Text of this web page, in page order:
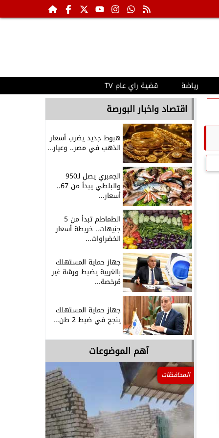
رياضة قضية راي عام TV
اقتصاد واخبار البورصة
هبوط جديد يضرب أسعار
الذهب في مصر.. وعيار...
الجمبري يصل لـ950
والبلطي يبدأ من 67..
أسعار...
الطماطم تبدأ من 5
جنيهات.. خريطة أسعار
الخضراوات...
جهاز حماية المستهلك
بالغربية يضبط ورشة غير
مُرخصة...
جهاز حماية المستهلك
ينجح في ضبط 2 طن...
آهم الموضوعات
المحافظات